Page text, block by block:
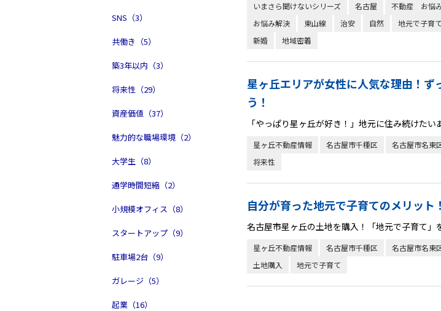
SNS（3）
共働き（5）
築3年以内（3）
将来性（29）
資産価値（37）
魅力的な職場環境（2）
大学生（8）
通学時間短縮（2）
小規模オフィス（8）
スタートアップ（9）
駐車場2台（9）
ガレージ（5）
起業（16）
いまさら聞けないシリーズ 名古屋 不動産 お悩
お悩み解決
東山線 治安 自然 地元で子育て
新婚
地域密着
星ヶ丘エリアが女性に人気な理由！
う！
「やっぱり星ヶ丘が好き！」地元に住み続けた
星ヶ丘不動産情報 名古屋市千種区 名古屋市名東
将来性
自分が育った地元で子育てのメリット
名古屋市星ヶ丘の土地を購入！「地元で子育て」
星ヶ丘不動産情報 名古屋市千種区 名古屋市名東
土地購入
地元で子育て